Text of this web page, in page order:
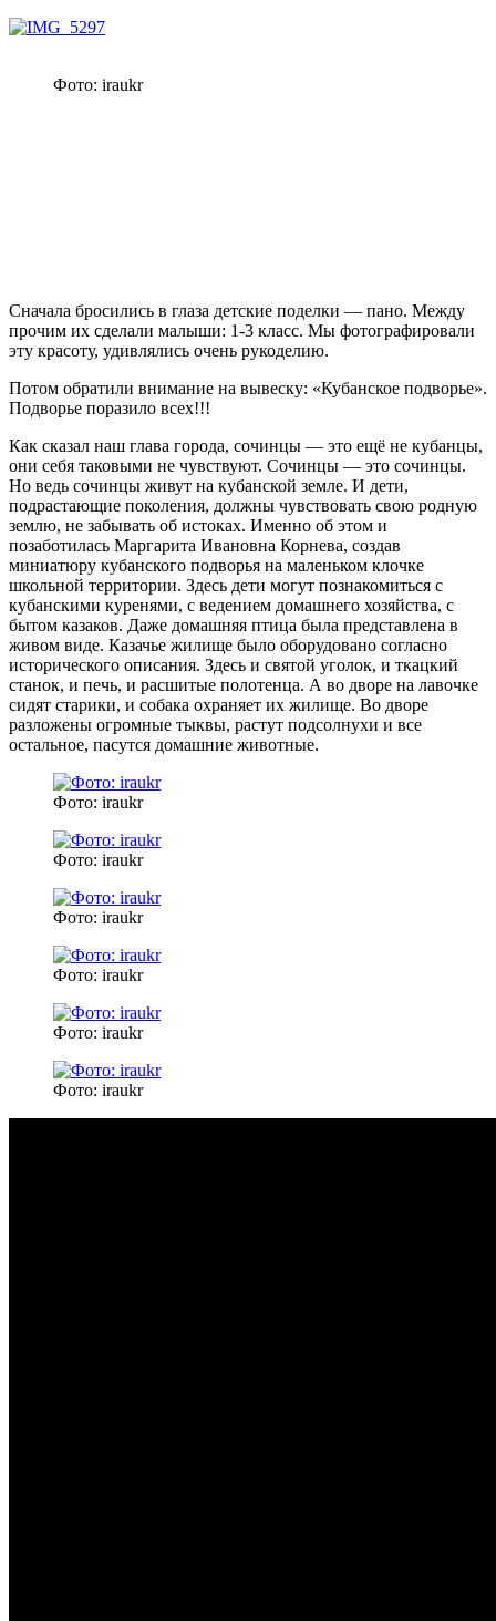
Фото: iraukr
Сначала бросились в глаза детские поделки — пано. Между
прочим их сделали малыши: 1-3 класс. Мы фотографировали
эту красоту, удивлялись очень рукоделию.
Потом обратили внимание на вывеску: «Кубанское подворье».
Подворье поразило всех!!!
Как сказал наш глава города, сочинцы — это ещё не кубанцы,
они себя таковыми не чувствуют. Сочинцы — это сочинцы.
Но ведь сочинцы живут на кубанской земле. И дети,
подрастающие поколения, должны чувствовать свою родную
землю, не забывать об истоках. Именно об этом и
позаботилась Маргарита Ивановна Корнева, создав
миниатюру кубанского подворья на маленьком клочке
школьной территории. Здесь дети могут познакомиться с
кубанскими куренями, с ведением домашнего хозяйства, с
бытом казаков. Даже домашняя птица была представлена в
живом виде. Казачье жилище было оборудовано согласно
исторического описания. Здесь и святой уголок, и ткацкий
станок, и печь, и расшитые полотенца. А во дворе на лавочке
сидят старики, и собака охраняет их жилище. Во дворе
разложены огромные тыквы, растут подсолнухи и все
остальное, пасутся домашние животные.
Фото: iraukr
Фото: iraukr
Фото: iraukr
Фото: iraukr
Фото: iraukr
Фото: iraukr